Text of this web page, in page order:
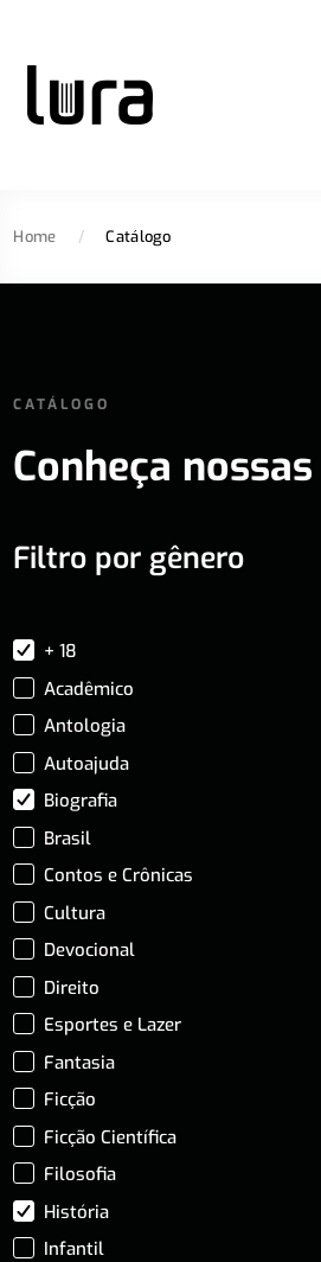
Home / Catálogo
CATÁLOGO
Conheça
Filtro por gênero
+ 18
Acadêmico
Antologia
Autoajuda
Biografia
Brasil
Contos e Crônicas
Cultura
Devocional
Direito
Esportes e Lazer
Fantasia
Ficção
Ficção Científica
Filosofia
História
Infantil